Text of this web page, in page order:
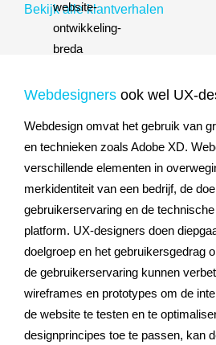
Bekijk alle klantverhalen
Webdesigners ook wel UX-
Webdesign omvat het gebruik van
en technieken zoals Adobe XD.
verschillende elementen in
merkidentiteit van een bedrijf, de
gebruikerservaring en de
platform. UX-designers doen
doelgroep en het gebruikersgedrag
de gebruikerservaring kunnen
wireframes en prototypes om de
de website te testen en te
designprincipes toe te passen, kan